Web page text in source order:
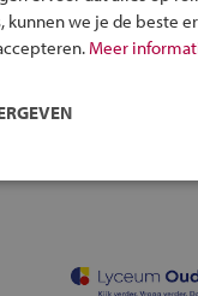
kunnen we je de beste
Meer